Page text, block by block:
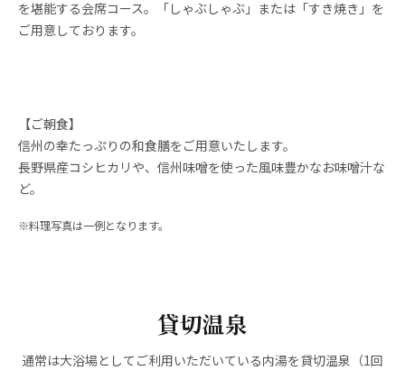
を堪能する会席コース。「しゃぶしゃぶ」または「すき焼き」を
ご用意しております。
【ご朝食】
信州の幸たっぷりの和食膳をご用意いたします。
長野県産コシヒカリや、信州味噌を使った風味豊かなお味噌汁な
ど。
※料理写真は一例となります。
貸切温泉
通常は大浴場としてご利用いただいている内湯を貸切温泉（1回